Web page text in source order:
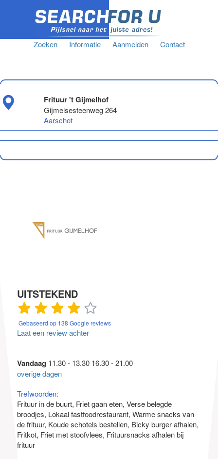
Zoeken Informatie Aanmelden Contact
Frituur 't Gijmelhof
Gijmelsesteenweg 264
Aarschot
UITSTEKEND
Gebaseerd op 138 Google reviews
Laat een review achter
Vandaag 11.30 - 13.30 16.30 - 21.00
overige dagen
Trefwoorden:
Frituur in de buurt Friet gaan eten Verse belegde
broodjes Lokaal fastfoodrestaurant Warme snacks van
de frituur Koude schotels bestellen Bicky burger afhalen
Fritkot Friet met stoofvlees Frituursnacks afhalen bij
frituur